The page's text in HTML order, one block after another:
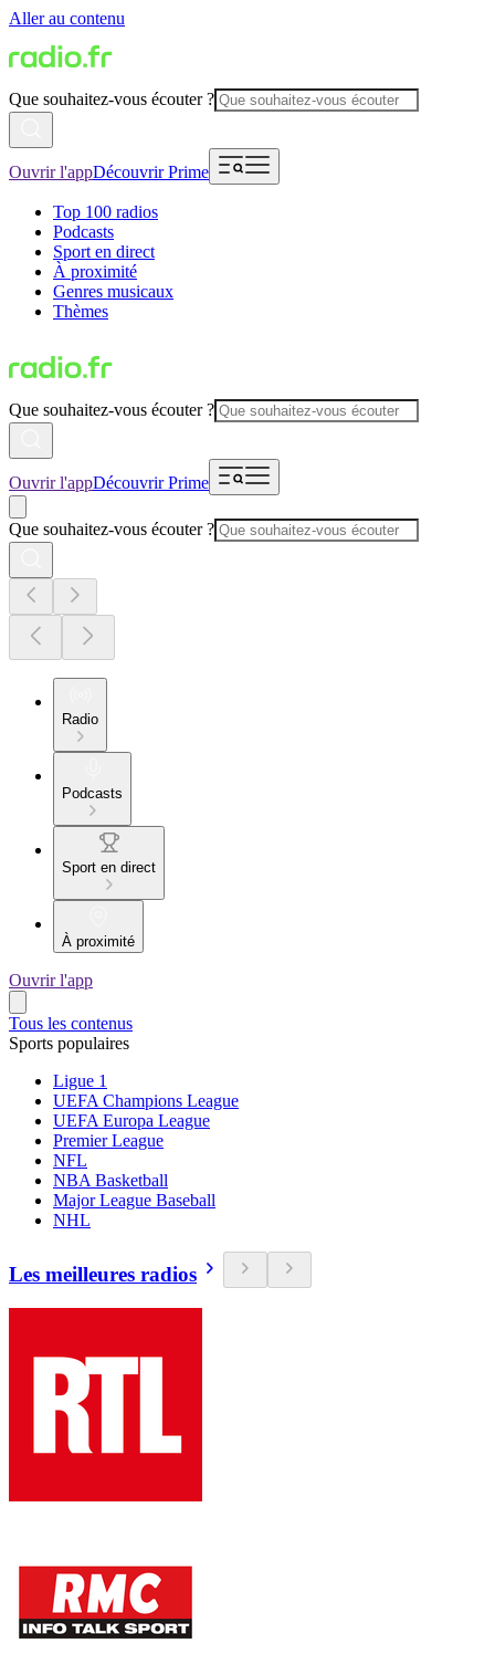
Aller au contenu
Que souhaitez-vous écouter ?
Ouvrir l'appDécouvrir Prime
Top 100 radios
Podcasts
Sport en direct
À proximité
Genres musicaux
Thèmes
Que souhaitez-vous écouter ?
Ouvrir l'appDécouvrir Prime
Que souhaitez-vous écouter ?
Radio
Podcasts
Sport en direct
À proximité
Ouvrir l'app
Tous les contenus
Sports populaires
Ligue 1
UEFA Champions League
UEFA Europa League
Premier League
NFL
NBA Basketball
Major League Baseball
NHL
Les meilleures radios